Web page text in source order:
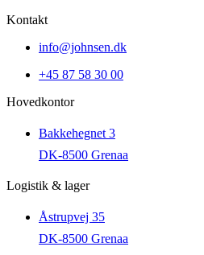
Kontakt
info@johnsen.dk
+45 87 58 30 00
Hovedkontor
Bakkehegnet 3
DK-8500 Grenaa
Logistik & lager
Åstrupvej 35
DK-8500 Grenaa